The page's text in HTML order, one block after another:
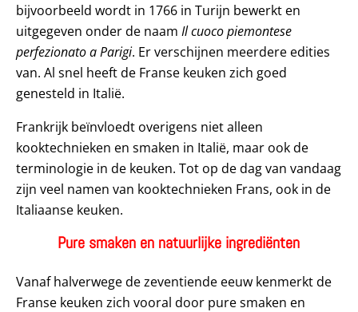
bijvoorbeeld wordt in 1766 in Turijn bewerkt en
uitgegeven onder de naam Il cuoco piemontese
perfezionato a Parigi. Er verschijnen meerdere edities
van. Al snel heeft de Franse keuken zich goed
genesteld in Italië.
Frankrijk beïnvloedt overigens niet alleen
kooktechnieken en smaken in Italië, maar ook de
terminologie in de keuken. Tot op de dag van vandaag
zijn veel namen van kooktechnieken Frans, ook in de
Italiaanse keuken.
Pure smaken en natuurlijke ingrediënten
Vanaf halverwege de zeventiende eeuw kenmerkt de
Franse keuken zich vooral door pure smaken en